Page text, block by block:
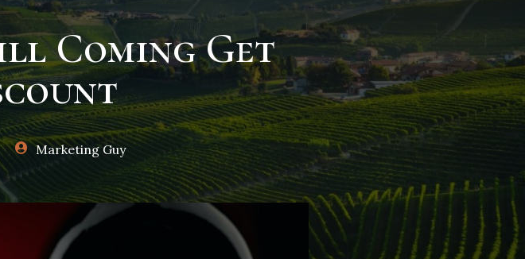
Coming Get
Marketing Guy